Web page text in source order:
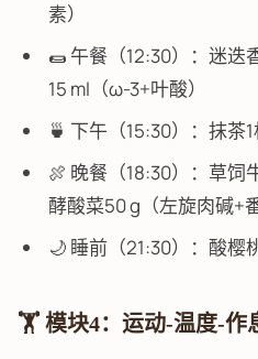
素）
🌯 午餐（12:30）：迷迭
15 ml（ω-3+叶酸）
🍵 下午（15:30）：抹茶
🍖 晚餐（18:30）：草饲
酵酸菜50 g（左旋肉碱+
🌙 睡前（21:30）：酸樱
🏋️ 模块4：运动-温度-作